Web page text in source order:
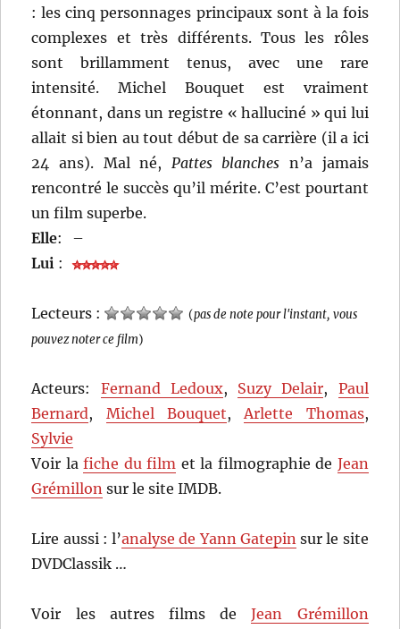
: les cinq personnages principaux sont à la fois
complexes et très différents. Tous les rôles
sont brillamment tenus, avec une rare
intensité. Michel Bouquet est vraiment
étonnant, dans un registre « halluciné » qui lui
allait si bien au tout début de sa carrière (il a ici
24 ans). Mal né, Pattes blanches n’a jamais
rencontré le succès qu’il mérite. C’est pourtant
un film superbe.
Elle:
–
Lui :
Lecteurs : (pas de note pour l'instant, vous
pouvez noter ce film)
Acteurs: Fernand Ledoux, Suzy Delair, Paul
Bernard, Michel Bouquet,Arlette Thomas,
Sylvie
Voir lafiche du film et la filmographie de Jean
Grémillon sur le site IMDB.
Lire aussi : l’analyse de Yann Gatepinsur le site
DVDClassik …
Voir les autres films deJean Grémillon